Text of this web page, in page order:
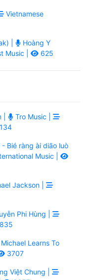
Vietnamese
|
Hoàng Y
Music | 625
|
Tro Music |
Bié ràng ài diāo luò
Music |
Jackson |
Phi Hùng |
Michael Learns To
3707
Việt Chung |